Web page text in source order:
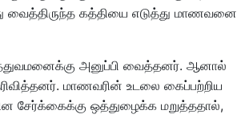
கத்தியை எடுத்து மாணவனை
அனுப்பி வைத்தனர். ஆனால்
மாணவரின் உடலை கைப்பற்றிய
சேர்க்கைக்கு ஒத்துழைக்க மறுத்ததால்,